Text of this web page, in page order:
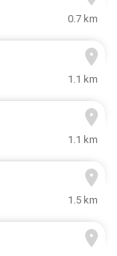
0.7 km
1.1 km
1.1 km
1.5 km